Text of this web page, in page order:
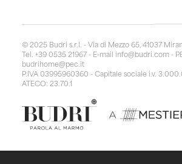
© 2025 Budri s.r.l. - Via di Mezzo 65, 41037
Tel. +39 0535 21967 - E-mail info@budri.com -
budrihome@pec.it
P.IVA 03995960360 - Capitale sociale i.v.
ATECO: 23.70.1